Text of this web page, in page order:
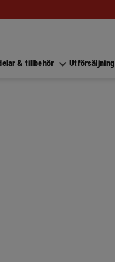
& tillbehör Utförsäljning